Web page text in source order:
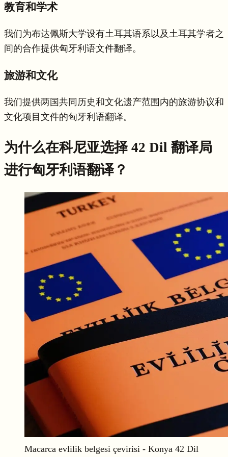
教育和学术
我们为布达佩斯大学设有土耳其语系以及土耳其学者之
间的合作提供匈牙利语文件翻译。
旅游和文化
我们提供两国共同历史和文化遗产范围内的旅游协议和
文化项目文件的匈牙利语翻译。
为什么在科尼亚选择 42 Dil 翻译局
进行匈牙利语翻译？
Macarca evlilik belgesi çevirisi - Konya 42 Dil